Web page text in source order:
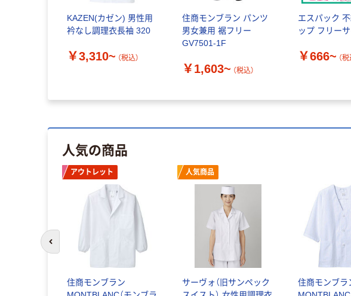
KAZEN(カゼン) 男性用
衿なし調理衣長袖 320
￥3,310~ （税込）
住商モンブラン パンツ
男女兼用 裾フリー
GV7501-1F
￥1,603~ （税込）
エスパック
ップ フリー
￥666~ （税
人気の商品
アウトレット
住商モンブラン
人気商品
サーヴォ（旧サンペック
住商モンブラ
前のスライドへ